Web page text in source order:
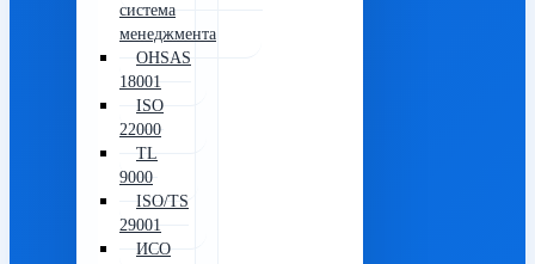
система
менеджмента
OHSAS
18001
ISO
22000
TL
9000
ISO/TS
29001
ИСО